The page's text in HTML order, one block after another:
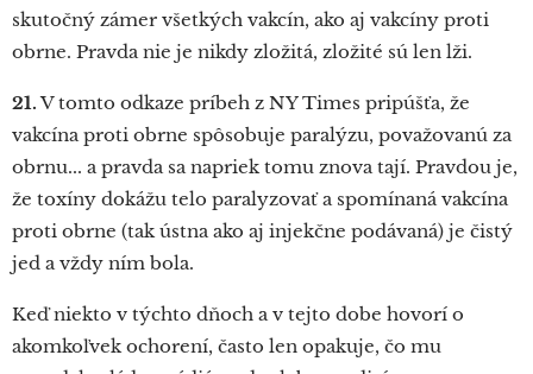
skutočný zámer všetkých vakcín, ako aj vakcíny proti
obrne. Pravda nie je nikdy zložitá, zložité sú len lži.
21.V tomto odkaze príbeh z NY Times pripúšťa, že
vakcína proti obrne spôsobuje paralýzu, považovanú za
obrnu... a pravda sa napriek tomu znova tají. Pravdou je,
že toxíny dokážu telo paralyzovať a spomínaná vakcína
proti obrne (tak ústna ako aj injekčne podávaná) je čistý
jed a vždy ním bola.
Keď niekto v týchto dňoch a v tejto dobe hovorí o
akomkoľvek ochorení, často len opakuje, čo mu